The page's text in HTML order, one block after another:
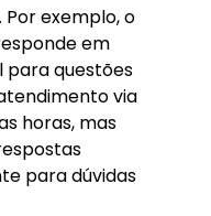
exemplo, o
em
para questões
via
horas, mas
para dúvidas